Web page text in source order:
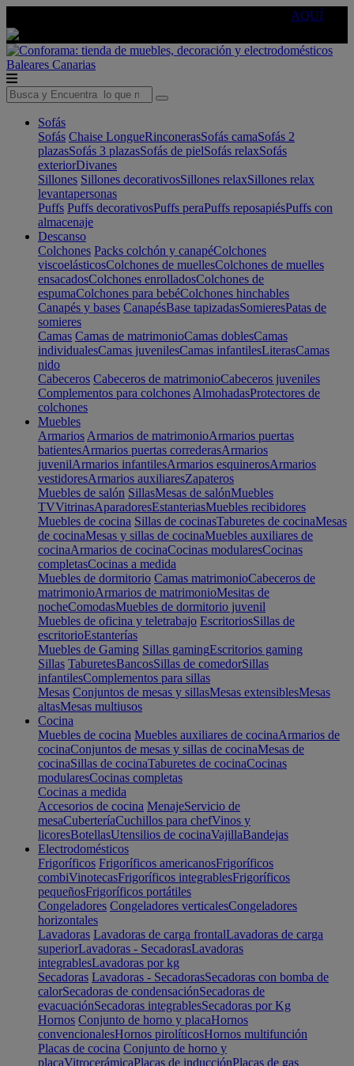
AQUÍ
Baleares Canarias
Sofás
Sofás Chaise LongueRinconerasSofás camaSofás 2
plazasSofás 3 plazasSofás de pielSofás relaxSofás
exteriorDivanes
Sillones Sillones decorativosSillones relaxSillones relax
levantapersonas
Puffs Puffs decorativosPuffs peraPuffs reposapiésPuffs con
almacenaje
Descanso
Colchones Packs colchón y canapéColchones
viscoelásticosColchones de muellesColchones de muelles
ensacadosColchones enrolladosColchones de
espumaColchones para bebéColchones hinchables
Canapés y bases CanapésBase tapizadasSomieresPatas de
somieres
Camas Camas de matrimonioCamas doblesCamas
individualesCamas juvenilesCamas infantilesLiterasCamas
nido
Cabeceros Cabeceros de matrimonioCabeceros juveniles
Complementos para colchones AlmohadasProtectores de
colchones
Muebles
Armarios Armarios de matrimonioArmarios puertas
batientesArmarios puertas correderasArmarios
juvenilArmarios infantilesArmarios esquinerosArmarios
vestidoresArmarios auxiliaresZapateros
Muebles de salón SillasMesas de salónMuebles
TVVitrinasAparadoresEstanteriasMuebles recibidores
Muebles de cocina Sillas de cocinasTaburetes de cocinaMesas
de cocinaMesas y sillas de cocinaMuebles auxiliares de
cocinaArmarios de cocinaCocinas modularesCocinas
completasCocinas a medida
Muebles de dormitorio Camas matrimonioCabeceros de
matrimonioArmarios de matrimonioMesitas de
nocheComodasMuebles de dormitorio juvenil
Muebles de oficina y teletrabajo EscritoriosSillas de
escritorioEstanterías
Muebles de Gaming Sillas gamingEscritorios gaming
Sillas TaburetesBancosSillas de comedorSillas
infantilesComplementos para sillas
Mesas Conjuntos de mesas y sillasMesas extensiblesMesas
altasMesas multiusos
Cocina
Muebles de cocina Muebles auxiliares de cocinaArmarios de
cocinaConjuntos de mesas y sillas de cocinaMesas de
cocinaSillas de cocinaTaburetes de cocinaCocinas
modularesCocinas completas
Cocinas a medida
Accesorios de cocina MenajeServicio de
mesaCuberteríaCuchillos para chefVinos y
licoresBotellasUtensilios de cocinaVajillaBandejas
Electrodomésticos
Frigoríficos Frigoríficos americanosFrigoríficos
combiVinotecasFrigoríficos integrablesFrigoríficos
pequeñosFrigoríficos portátiles
Congeladores Congeladores verticalesCongeladores
horizontales
Lavadoras Lavadoras de carga frontalLavadoras de carga
superiorLavadoras - SecadorasLavadoras
integrablesLavadoras por kg
Secadoras Lavadoras - SecadorasSecadoras con bomba de
calorSecadoras de condensaciónSecadoras de
evacuaciónSecadoras integrablesSecadoras por Kg
Hornos Conjunto de horno y placaHornos
convencionalesHornos pirolíticosHornos multifunción
Placas de cocina Conjunto de horno y
placaVitrocerámicaPlacas de inducciónPlacas de gas